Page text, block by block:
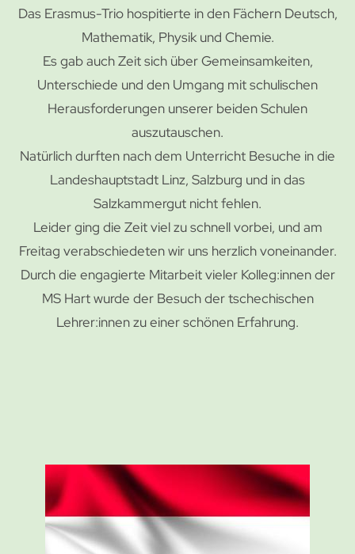
Das Erasmus-Trio hospitierte in den Fächern Deutsch,
Mathematik, Physik und Chemie.
Es gab auch Zeit sich über Gemeinsamkeiten,
Unterschiede und den Umgang mit schulischen
Herausforderungen unserer beiden Schulen
auszutauschen.
Natürlich durften nach dem Unterricht Besuche in die
Landeshauptstadt Linz, Salzburg und in das
Salzkammergut nicht fehlen.
Leider ging die Zeit viel zu schnell vorbei, und am
Freitag verabschiedeten wir uns herzlich voneinander.
Durch die engagierte Mitarbeit vieler Kolleg:innen der
MS Hart wurde der Besuch der tschechischen
Lehrer:innen zu einer schönen Erfahrung.